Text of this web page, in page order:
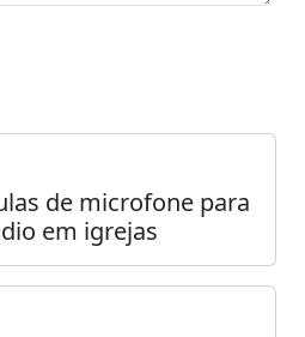
de microfone para
em igrejas